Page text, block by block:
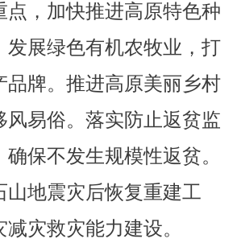
点，加快推进高原特色种
发展绿色有机农牧业，打
品牌。推进高原美丽乡村
风易俗。落实防止返贫监
保不发生规模性返贫。
山地震灾后恢复重建工
灾救灾能力建设。